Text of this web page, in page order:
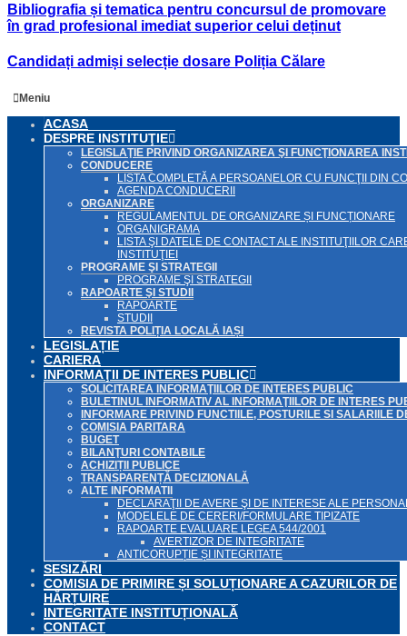
Bibliografia și tematica pentru concursul de promovare
în grad profesional imediat superior celui deținut
Candidați admiși selecție dosare Poliția Călare
Meniu
ACASA
DESPRE INSTITUŢIE
LEGISLAŢIE PRIVIND ORGANIZAREA ŞI FUNCŢIONAREA
CONDUCERE
LISTA COMPLETĂ A PERSOANELOR CU FUNCŢII DIN
AGENDA CONDUCERII
ORGANIZARE
REGULAMENTUL DE ORGANIZARE ȘI FUNCȚIONARE
ORGANIGRAMA
LISTA ŞI DATELE DE CONTACT ALE INSTITUŢIILOR
INSTITUŢIEI
PROGRAME ŞI STRATEGII
PROGRAME ŞI STRATEGII
RAPOARTE ŞI STUDII
RAPOARTE
STUDII
REVISTA POLIȚIA LOCALĂ IAȘI
LEGISLAȚIE
CARIERA
INFORMAŢII DE INTERES PUBLIC
SOLICITAREA INFORMAŢIILOR DE INTERES PUBLIC
BULETINUL INFORMATIV AL INFORMAŢIILOR DE INTERES
INFORMARE PRIVIND FUNCTIILE, POSTURILE SI
COMISIA PARITARA
BUGET
BILANŢURI CONTABILE
ACHIZIȚII PUBLICE
TRANSPARENȚĂ DECIZIONALĂ
ALTE INFORMATII
DECLARAŢII DE AVERE ŞI DE INTERESE ALE
MODELELE DE CERERI/FORMULARE TIPIZATE
RAPOARTE EVALUARE LEGEA 544/2001
AVERTIZOR DE INTEGRITATE
ANTICORUPȚIE ȘI INTEGRITATE
SESIZĂRI
COMISIA DE PRIMIRE ȘI SOLUȚIONARE A CAZURILOR DE
HĂRȚUIRE
INTEGRITATE INSTITUȚIONALĂ
CONTACT